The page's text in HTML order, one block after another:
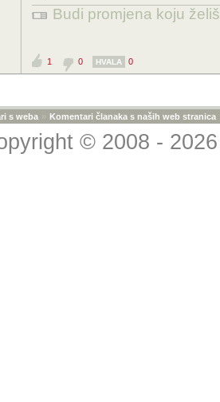
Budi promjena koju
1 0 HVALA 0
s weba » Komentari članaka s naših web stranica
© 2008 -